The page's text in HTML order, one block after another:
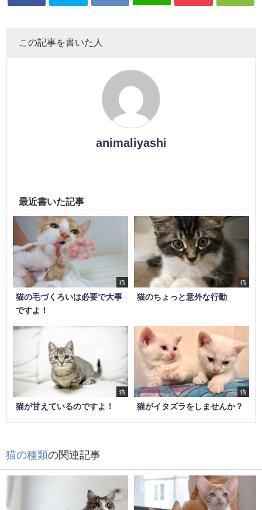
この記事を書いた人
animaliyashi
最近書いた記事
猫
猫の毛づくろいは必要で大事
ですよ！
猫
猫のちょっと意外な行動
猫
猫が甘えているのですよ！
猫
猫がイタズラをしませんか？
猫の種類の関連記事